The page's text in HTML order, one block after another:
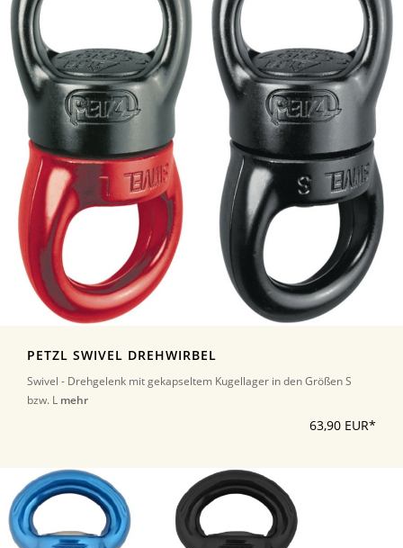
PETZL SWIVEL DREHWIRBEL
Swivel - Drehgelenk mit gekapseltem Kugellager in den Größen S
bzw. L mehr
63,90 EUR*